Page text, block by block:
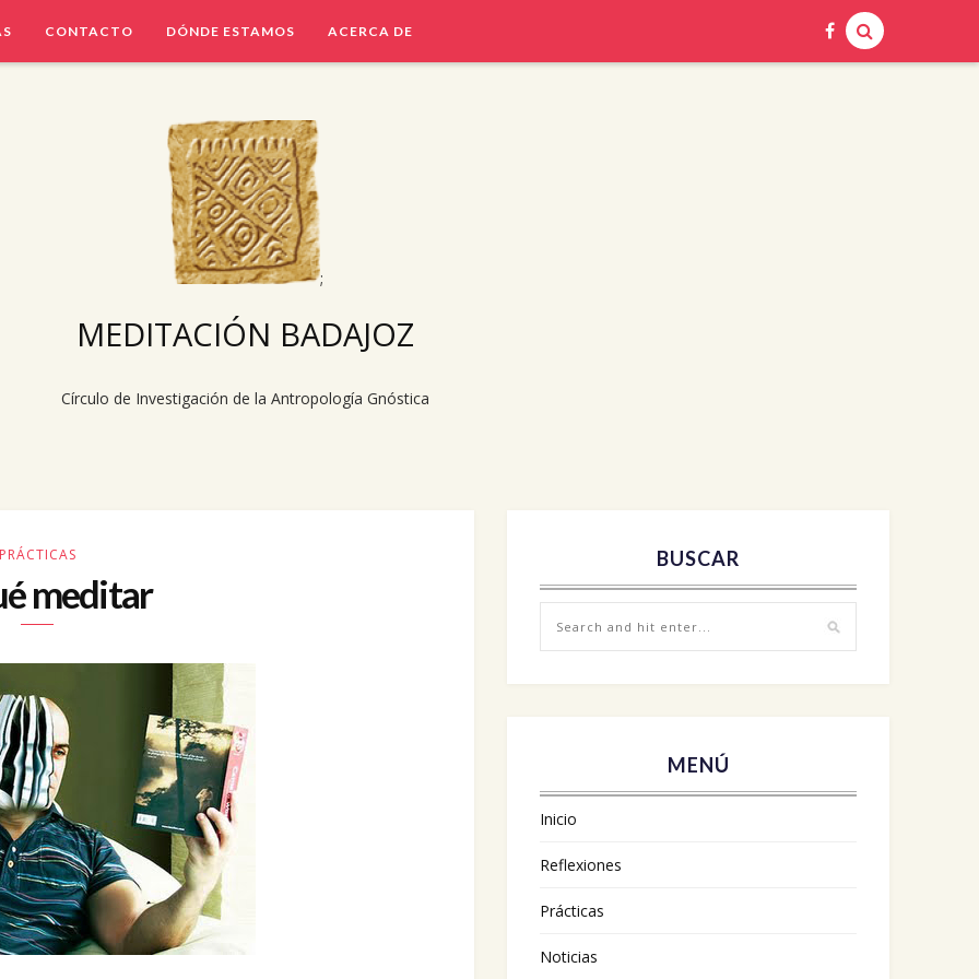
CONTACTO DÓNDE ESTAMOS ACERCA DE
;
MEDITACIÓN BADAJOZ
Círculo de Investigación de la Antropología Gnóstica
meditar
BUSCAR
MENÚ
Inicio
Reflexiones
Prácticas
Noticias